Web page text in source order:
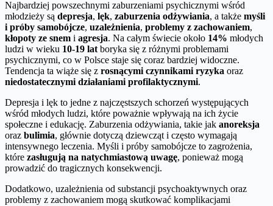
Najbardziej powszechnymi zaburzeniami psychicznymi wśród
młodzieży są depresja, lęk, zaburzenia odżywiania, a także myśli
i próby samobójcze, uzależnienia, problemy z zachowaniem,
kłopoty ze snem i agresja. Na całym świecie około 14% młodych
ludzi w wieku 10-19 lat boryka się z różnymi problemami
psychicznymi, co w Polsce staje się coraz bardziej widoczne.
Tendencja ta wiąże się z rosnącymi czynnikami ryzyka oraz
niedostatecznymi działaniami profilaktycznymi.
Depresja i lęk to jedne z najczęstszych schorzeń występujących
wśród młodych ludzi, które poważnie wpływają na ich życie
społeczne i edukację. Zaburzenia odżywiania, takie jak anoreksja
oraz bulimia, głównie dotyczą dziewcząt i często wymagają
intensywnego leczenia. Myśli i próby samobójcze to zagrożenia,
które zasługują na natychmiastową uwagę, ponieważ mogą
prowadzić do tragicznych konsekwencji.
Dodatkowo, uzależnienia od substancji psychoaktywnych oraz
problemy z zachowaniem mogą skutkować komplikacjami